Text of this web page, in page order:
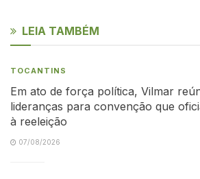
LEIA TAMBÉM
TOCANTINS
Em ato de força política, Vilmar
lideranças para convenção que
à reeleição
07/08/2026